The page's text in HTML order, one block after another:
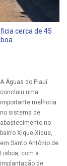
cerca de 45
A Águas do Piauí
concluiu uma
importante melhoria
no sistema de
abastecimento no
bairro Xique-Xique,
em Santo Antônio de
Lisboa, com a
implantação de